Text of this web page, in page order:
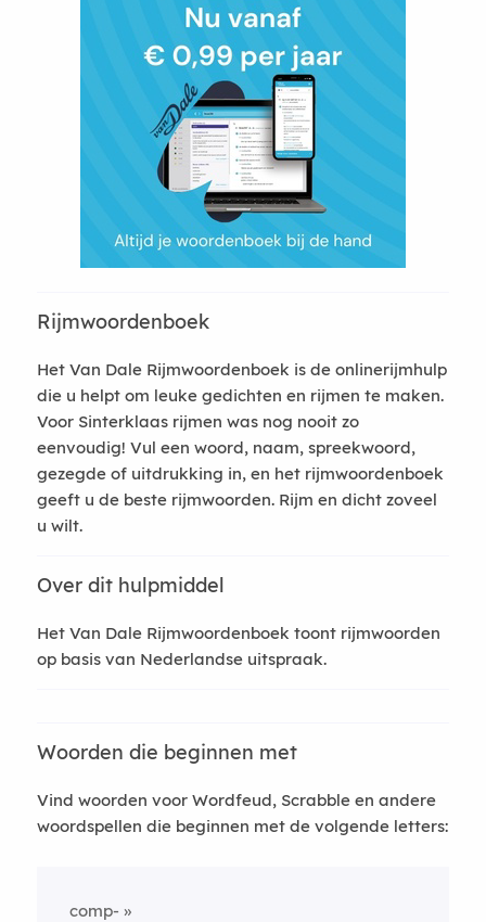
Rijmwoordenboek
Het Van Dale Rijmwoordenboek is de onlinerijmhulp
die u helpt om leuke gedichten en rijmen te maken.
Voor Sinterklaas rijmen was nog nooit zo
eenvoudig! Vul een woord, naam, spreekwoord,
gezegde of uitdrukking in, en het rijmwoordenboek
geeft u de beste rijmwoorden. Rijm en dicht zoveel
u wilt.
Over dit hulpmiddel
Het Van Dale Rijmwoordenboek toont rijmwoorden
op basis van Nederlandse uitspraak.
Woorden die beginnen met
Vind woorden voor Wordfeud, Scrabble en andere
woordspellen die beginnen met de volgende letters:
comp-